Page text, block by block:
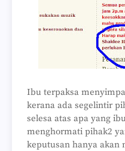
Ibu terpaksa
kerana ada segelintir
selesa atas apa yang
menghormati pihak2
keputusan hanya akan